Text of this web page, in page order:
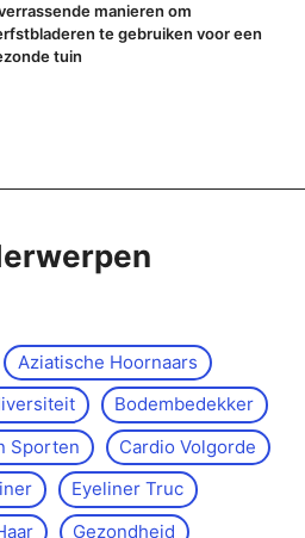
manieren om
te gebruiken voor een
tuin
Aziatische Hoornaars
Bodembedekker
Sporten
Cardio Volgorde
Eyeliner Truc
Gezondheid